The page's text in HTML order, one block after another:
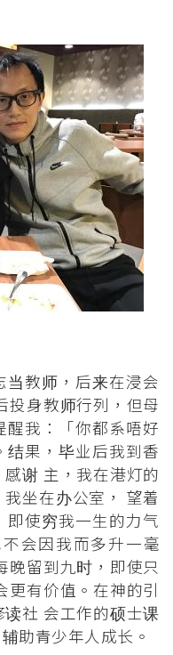
教师，后来在浸会
投身教师行列，但母
我：「你都系唔好
果，毕业后我到香
谢 主，我在港灯的
坐在办公室， 望着
即使穷我一生的力气
会因我而多升一毫
晚留到九时，即使只
更有价值。在神的引
社 会工作的硕士课
助青少年人成长。